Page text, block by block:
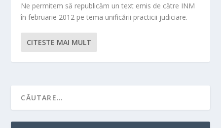
Ne permitem să republicăm un text emis de către INM
în februarie 2012 pe tema unificării practicii judiciare.
CITESTE MAI MULT